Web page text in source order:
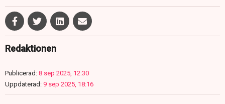
Redaktionen
Publicerad: 8 sep 2025, 12:30
Uppdaterad: 9 sep 2025, 18:16